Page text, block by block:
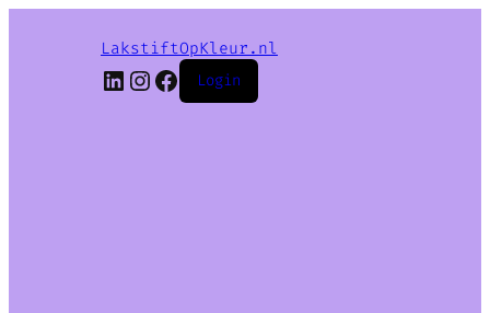
LakstiftOpKleur.nl
LinkedIn
Instagram
Facebook
Login